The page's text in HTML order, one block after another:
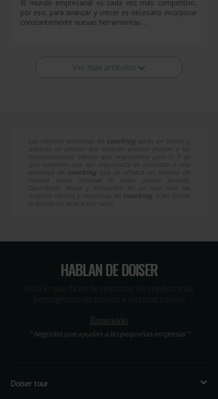
El mundo empresarial es cada vez más competitivo,
por eso, para avanzar y crecer es necesario incorporar
constantemente nuevas herramientas ...
Ver más artículos
HABLAN DE DOISER
“Negocios que ayudan a las pequeñas empresas “
Doiser tour